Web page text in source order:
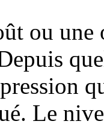
ou
Le